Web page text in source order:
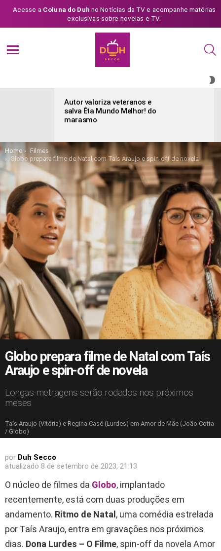
Acesse a Coluna do Duh no Notícias da TV e acompanhe matérias
exclusivas sobre novelas e TV.
Autor valoriza veteranos e
salva Êta Mundo Melhor! do
marasmo
You are here:
Home
Filmes
Globo prepara filme de Natal com Taís Araujo e spin-off de novela
Globo prepara filme de Natal com Taís
Araujo e spin-off de novela
Longas-metragens serão rodados nos próximos
meses
Taís Araujo (Vitória) e Regina Casé (Lurdes) em Amor de Mãe (João Cotta
/ Globo)
por Duh Secco
atualizado 8 de setembro de 2023, 21:13
O núcleo de filmes da Globo, implantado
recentemente, está com duas produções em
andamento. Ritmo de Natal, uma comédia estrelada
por Taís Araujo, entra em gravações nos próximos
dias. Dona Lurdes – O Filme, spin-off da novela Amor